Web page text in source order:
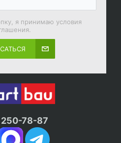
я принимаю условия
78-87